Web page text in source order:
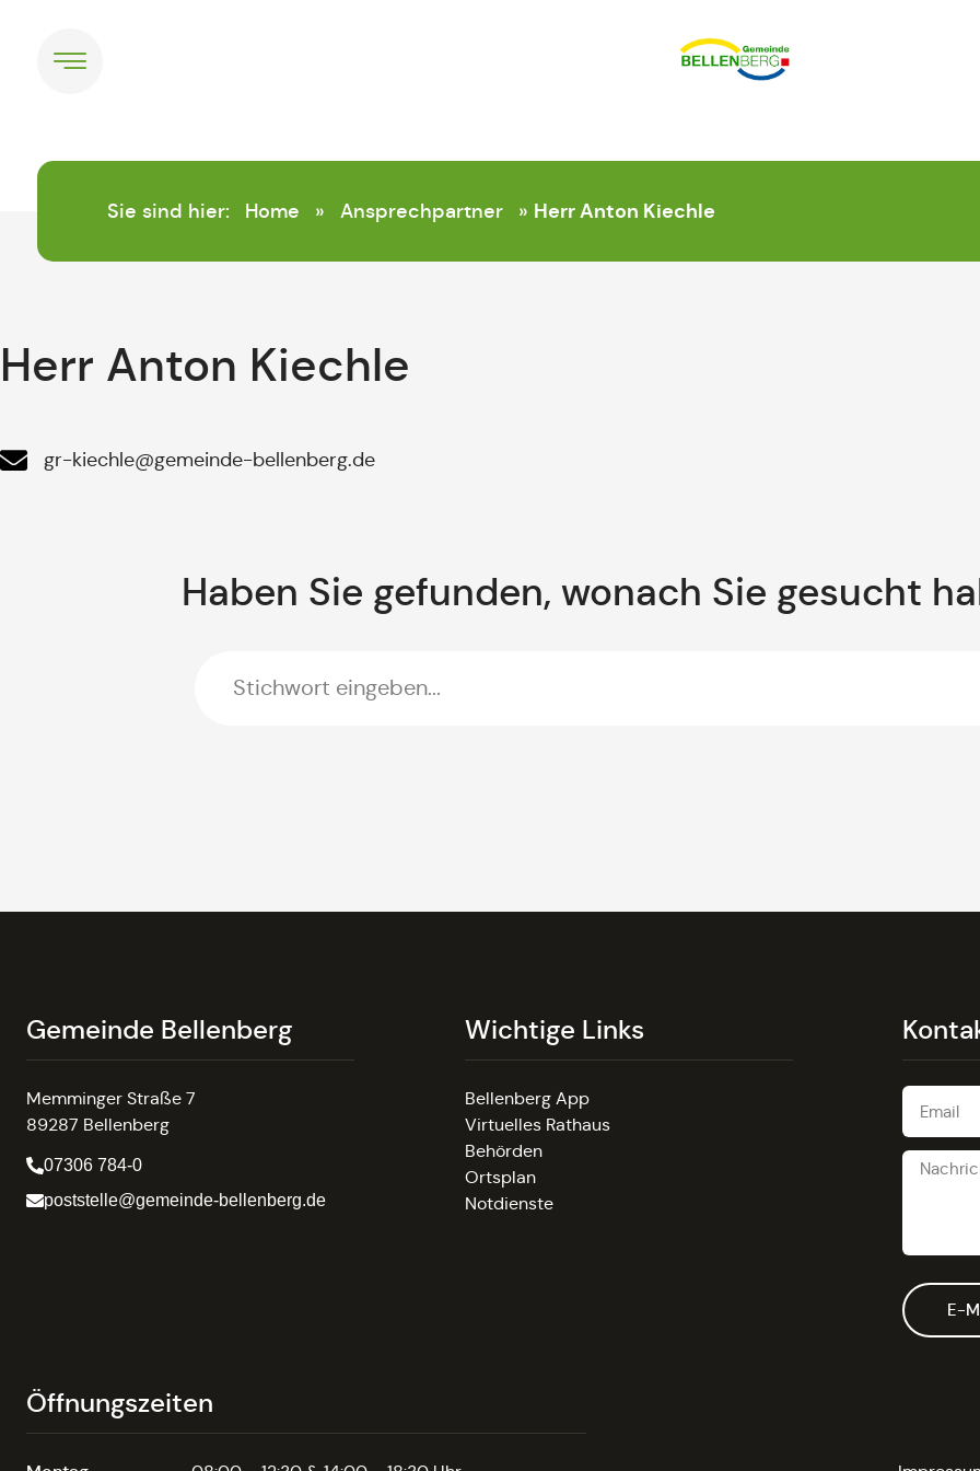
Sie sind hier: Home » Ansprechpartner » Herr Anton Kiechle
Herr Anton Kiechle
gr-kiechle@gemeinde-bellenberg.de
Haben Sie gefunden, wonach Sie gesucht
Gemeinde Bellenberg
Memminger Straße 7
89287 Bellenberg
07306 784-0
poststelle@gemeinde-bellenberg.de
Wichtige Links
Bellenberg App
Virtuelles Rathaus
Behörden
Ortsplan
Notdienste
E-
Öffnungszeiten